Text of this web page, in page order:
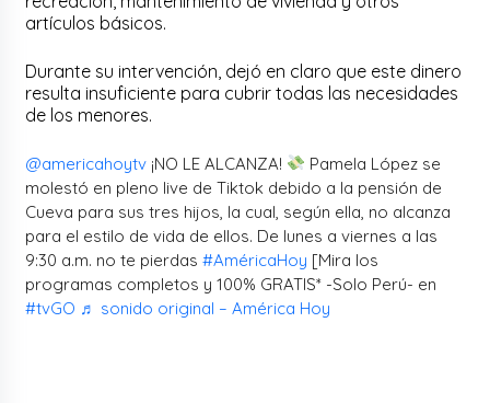
artículos básicos.
Durante su intervención, dejó en claro que este dinero
resulta insuficiente para cubrir todas las necesidades
de los menores.
@americahoytv ¡NO LE ALCANZA!
Pamela López se
molestó en pleno live de Tiktok debido a la pensión de
Cueva para sus tres hijos, la cual, según ella, no alcanza
para el estilo de vida de ellos. De lunes a viernes a las
9:30 a.m. no te pierdas#AméricaHoy [Mira los
programas completos y 100% GRATIS* -Solo Perú- en
#tvGO ♬ sonido original – América Hoy